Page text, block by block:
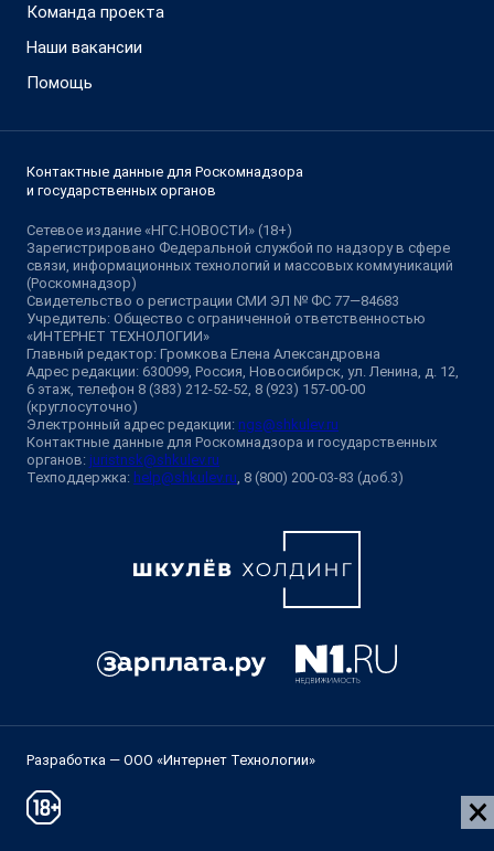
Команда проекта
Наши вакансии
Помощь
Контактные данные для Роскомнадзора
и государственных органов
Сетевое издание «НГС.НОВОСТИ» (18+)
Зарегистрировано Федеральной службой по надзору в сфере
связи, информационных технологий и массовых коммуникаций
(Роскомнадзор)
Свидетельство о регистрации СМИ ЭЛ № ФС 77—84683
Учредитель: Общество с ограниченной ответственностью
«ИНТЕРНЕТ ТЕХНОЛОГИИ»
Главный редактор: Громкова Елена Александровна
Адрес редакции: 630099, Россия, Новосибирск, ул. Ленина, д. 12,
6 этаж, телефон 8 (383) 212-52-52, 8 (923) 157-00-00
(круглосуточно)
Электронный адрес редакции: ngs@shkulev.ru
Контактные данные для Роскомнадзора и государственных
органов: juristnsk@shkulev.ru
Техподдержка: help@shkulev.ru , 8 (800) 200-03-83 (доб.3)
Разработка — ООО «Интернет Технологии»